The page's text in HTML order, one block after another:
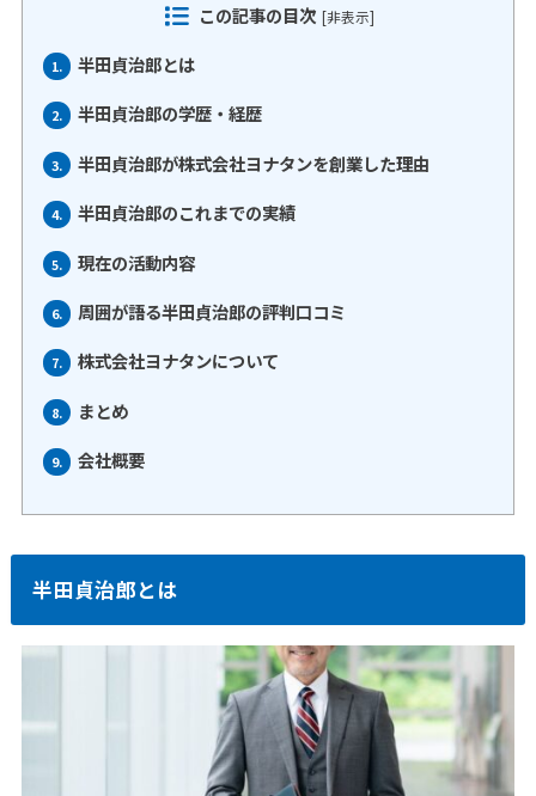
この記事の目次 [非表示]
1. 半田貞治郎とは
2. 半田貞治郎の学歴・経歴
3. 半田貞治郎が株式会社ヨナタンを創業した理由
4. 半田貞治郎のこれまでの実績
5. 現在の活動内容
6. 周囲が語る半田貞治郎の評判口コミ
7. 株式会社ヨナタンについて
8. まとめ
9. 会社概要
半田貞治郎とは